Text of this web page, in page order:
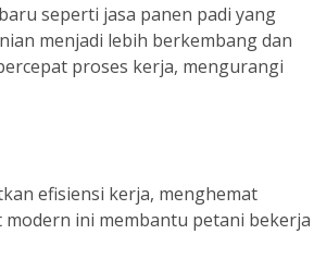
seperti jasa panen padi yang
menjadi lebih berkembang dan
proses kerja, mengurangi
efisiensi kerja, menghemat
ini membantu petani bekerja